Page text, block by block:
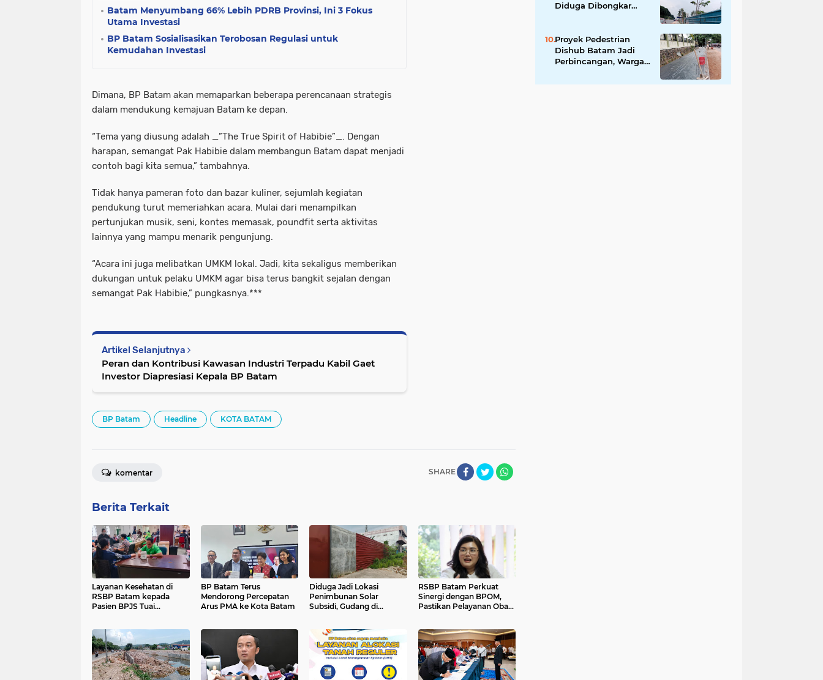
Batam Menyumbang 66% Lebih PDRB Provinsi, Ini 3 Fokus
Utama Investasi
BP Batam Sosialisasikan Terobosan Regulasi untuk
Kemudahan Investasi
Dimana, BP Batam akan memaparkan beberapa perencanaan strategis
dalam mendukung kemajuan Batam ke depan.
“Tema yang diusung adalah _”The True Spirit of Habibie”_. Dengan
harapan, semangat Pak Habibie dalam membangun Batam dapat menjadi
contoh bagi kita semua,” tambahnya.
Tidak hanya pameran foto dan bazar kuliner, sejumlah kegiatan
pendukung turut memeriahkan acara. Mulai dari menampilkan
pertunjukan musik, seni, kontes memasak, poundfit serta aktivitas
lainnya yang mampu menarik pengunjung.
“Acara ini juga melibatkan UMKM lokal. Jadi, kita sekaligus memberikan
dukungan untuk pelaku UMKM agar bisa terus bangkit sejalan dengan
semangat Pak Habibie,” pungkasnya.***
Artikel Selanjutnya
Peran dan Kontribusi Kawasan Industri Terpadu Kabil Gaet
Investor Diapresiasi Kepala BP Batam
BP Batam Headline KOTA BATAM
SHARE
komentar
Berita Terkait
Layanan Kesehatan di
RSBP Batam kepada
Pasien BPJS Tuai
BP Batam Terus
Mendorong Percepatan
Arus PMA ke Kota Batam
Diduga Jadi Lokasi
Penimbunan Solar
Subsidi, Gudang di
Diminta Bertindak
RSBP Batam Perkuat
Sinergi dengan BPOM,
Pastikan Pelayanan Obat
Diduga Dibongkar
Proyek Pedestrian
Dishub Batam Jadi
Perbincangan, Warga